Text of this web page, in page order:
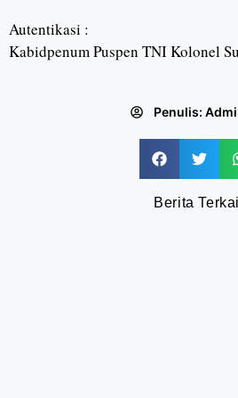
Autentikasi :
Kabidpenum Puspen TNI Kolonel
Penulis:
Berita